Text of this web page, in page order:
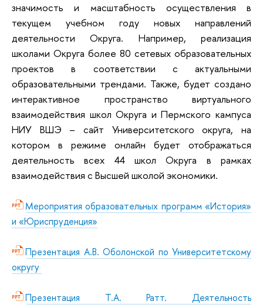
значимость и масштабность осуществления в
текущем учебном году новых направлений
деятельности Округа. Например, реализация
школами Округа более 80 сетевых образовательных
проектов в соответствии с актуальными
образовательными трендами. Также, будет создано
интерактивное пространство виртуального
взаимодействия школ Округа и Пермского кампуса
НИУ ВШЭ – сайт Университетского округа, на
котором в режиме онлайн будет отображаться
деятельность всех 44 школ Округа в рамках
взаимодействия с Высшей школой экономики.
Мероприятия образовательных программ «История»
и «Юриспруденция»
Презентация А.В. Оболонской по Университетскому
округу
Презентация Т.А. Ратт. Деятельность